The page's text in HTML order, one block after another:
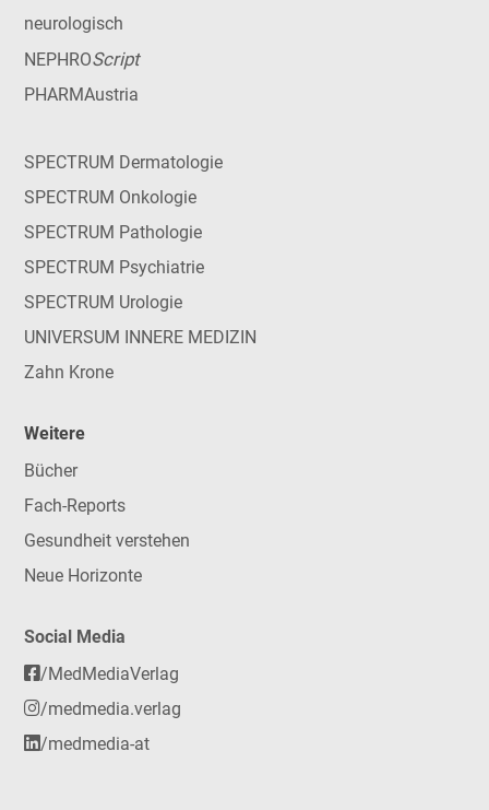
neurologisch
NEPHROScript
PHARMAustria
SPECTRUM Dermatologie
SPECTRUM Onkologie
SPECTRUM Pathologie
SPECTRUM Psychiatrie
SPECTRUM Urologie
UNIVERSUM INNERE MEDIZIN
Zahn Krone
Weitere
Bücher
Fach-Reports
Gesundheit verstehen
Neue Horizonte
Social Media
/MedMediaVerlag
/medmedia.verlag
/medmedia-at